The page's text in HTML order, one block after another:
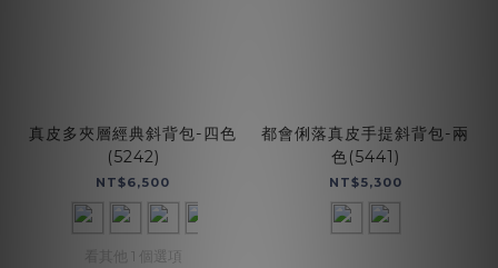
真皮多夾層經典斜背包-四色
(5242)
NT$6,500
看其他 1 個選項
都會俐落真皮手提斜背包-兩
色(5441)
NT$5,300